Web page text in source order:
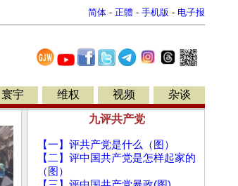
简体 - 正體 - 手机版 - 电子报
寰宇 维权 视频 杂谈
九评共产党
【一】评共产党是什么（图）
【二】评中国共产党是怎样起家的
（图）